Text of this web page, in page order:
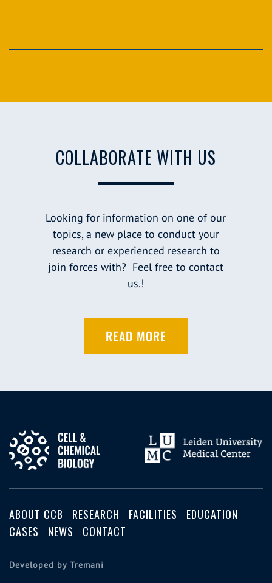
COLLABORATE WITH US
Looking for information on one of our
topics, a new place to conduct your
research or experienced research to
join forces with? Feel free to contact
us.!
READ MORE
ABOUT CCB RESEARCH FACILITIES
EDUCATION
CASES
NEWS CONTACT
Developed by Tremani